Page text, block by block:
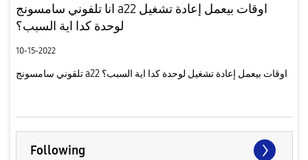
انا تلفوني سامسونج a22 اوقات بيعمل إعادة تشغيل
لوحدة كدا اية السبب؟
10-15-2022
تلقوني سامسونج a22 اوقات بيعمل إعادة تشغيل لوحدة كدا اية السبب؟
Following